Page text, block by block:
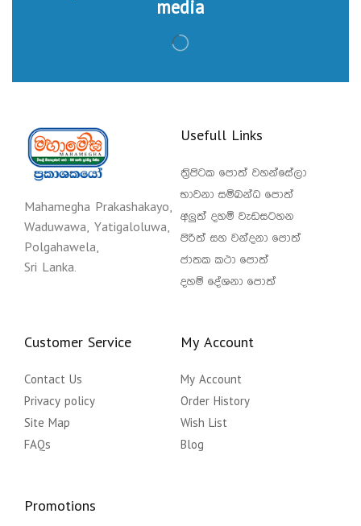
media
Mahamegha Prakashakayo,
Waduwawa, Yatigaloluwa,
Polgahawela,
Sri Lanka.
Usefull Links
ත්‍රිපිටක පොත් වහන්සේලා
භාවනා සම්බන්ධ පොත්
අලුත් දහම් වැඩසටහන
පිරිත් සහ වන්දනා පොත්
ජාතක කථා පොත්
දහම් දේශනා පොත්
Customer Service
Contact Us
Privacy policy
Site Map
FAQs
My Account
My Account
Order History
Wish List
Blog
Promotions